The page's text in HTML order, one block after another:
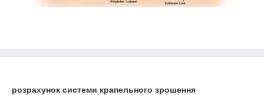
розрахунок системи крапельного зрошення